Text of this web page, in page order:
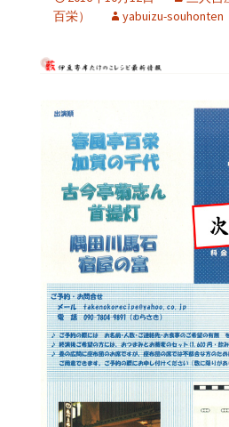
百栄）
yabuizu-souhonten